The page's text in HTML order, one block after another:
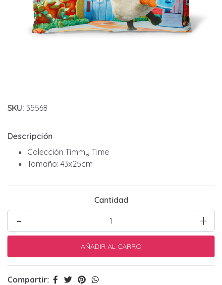
SKU: 35568
Descripción
Colección Timmy Time
Tamaño: 43x25cm
Cantidad
+
-
Compartir: